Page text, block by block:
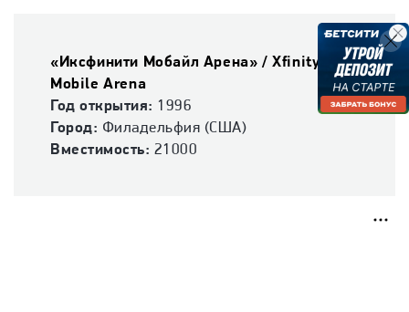
«Иксфинити Мобайл Арена» / Xfinity
Mobile Arena
Год открытия: 1996
Город: Филадельфия (США)
Вместимость: 21000